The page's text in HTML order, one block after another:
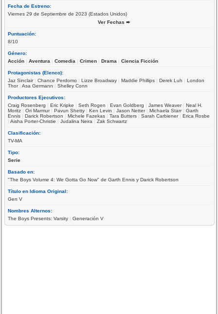
Fecha de Estreno:
Viernes 29 de Septiembre de 2023 (Estados Unidos)
Ver Fechas ➨
Puntuación:
8/10
Género:
Acción |Aventura |Comedia |Crimen |Drama |Ciencia Ficción
Protagonistas (Elenco):
Jaz Sinclair|Chance Perdomo |Lizze Broadway |Maddie Phillips |Derek Luh |London
Thor|Asa Germann |Shelley Conn
Productores Ejecutivos:
Craig Rosenberg |Eric Kripke |Seth Rogen |Evan Goldberg |James Weaver|Neal H.
Moritz |Ori Marmur|Pavun Shetty |Ken Levin |Jason Netter|Michaela Starr|Garth
Ennis |Darick Robertson |Michele Fazekas |Tara Butters |Sarah Carbiener|Erica Rosbe
|Aisha Porter-Christie |Judalina Neira |Zak Schwartz
Clasificación:
TV-MA
Tipo:
Serie
Basado en:
"The Boys Volume 4: We Gotta Go Now" de Garth Ennis y Darick Robertson
Título en Idioma Original:
Gen V
Nombres Alternos:
The Boys Presents: Varsity |Generación V